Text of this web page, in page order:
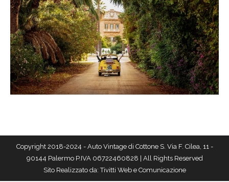
Copyright 2018-2024 - Auto Vintage di Cottone S. Via F. Cilea, 11 -
90144 Palermo P.IVA 06722460828 | All Rights Reserved
Sito Realizzato da:Tivitti Web e Comunicazione